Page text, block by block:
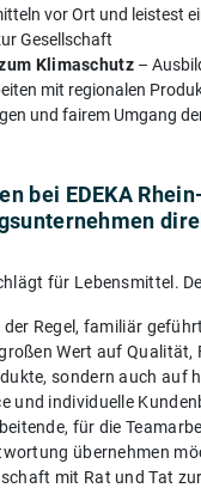
vor Ort und leistest
Gesellschaft
Klimaschutz–
mit regionalen
und fairem Umgang
bei EDEKA
für Lebensmittel.
der Regel, familiär
Wert auf Qualität,
sondern auch auf
und individuelle
für die
übernehmen
mit Rat und Tat